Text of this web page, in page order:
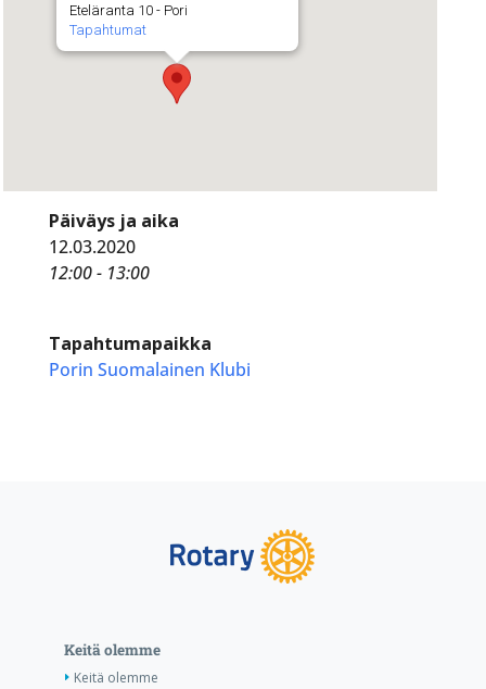
Eteläranta 10 - Pori
Tapahtumat
Päiväys ja aika
12.03.2020
12:00 - 13:00
Tapahtumapaikka
Porin Suomalainen Klubi
Keitä olemme
Keitä olemme